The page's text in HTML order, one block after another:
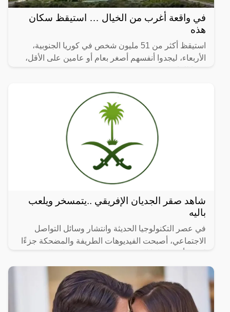
في واقعة أغرب من الخيال … استيقظ سكان
هذه
استيقظ أكثر من 51 مليون شخص في كوريا الجنوبية،
الأربعاء، ليجدوا أنفسهم أصغر بعام أو عامين على الأقل،
شاهد صقر الجديان الإفريقي ..يتمسخر ويلعب
باليه
في عصر التكنولوجيا الحديثة وانتشار وسائل التواصل
الاجتماعي، أصبحت الفيديوهات الطريفة والمضحكة جزءًا
انتشرت